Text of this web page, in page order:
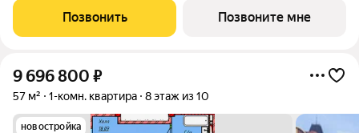
Позвонить Позвоните мне
9 696 800 ₽
57 м² 1-комн. квартира 8 этаж из 10
новостройка